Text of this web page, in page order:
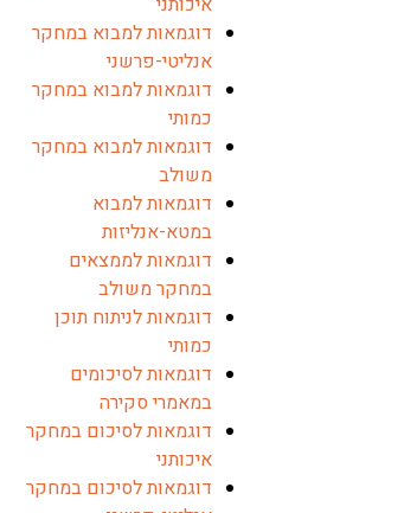
דוגמאות למבוא במחקר
אנליטי-פרשני
דוגמאות למבוא במחקר
כמותי
דוגמאות למבוא במחקר
משולב
דוגמאות למבוא
במטא-אנליזות
דוגמאות לממצאים
במחקר משולב
דוגמאות לניתוח תוכן
כמותי
דוגמאות לסיכומים
במאמרי סקירה
דוגמאות לסיכום במחקר
איכותני
דוגמאות לסיכום במחקר